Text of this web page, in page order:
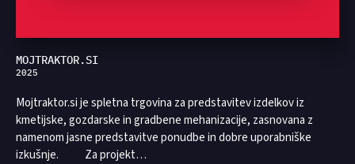
MOJTRAKTOR.SI
2025
Mojtraktor.si je spletna trgovina za predstavitev izdelkov iz
kmetijske, gozdarske in gradbene mehanizacije, zasnovana z
namenom jasne predstavitve ponudbe in dobre uporabniške
izkušnje. Za projekt…